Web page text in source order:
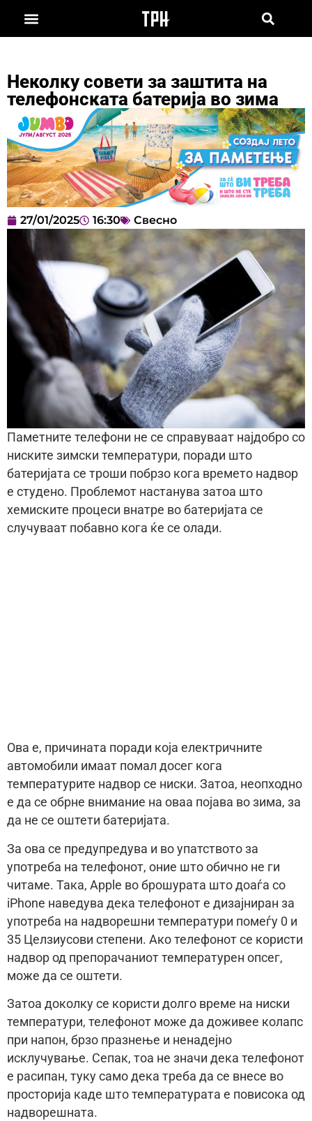
Неколку совети за заштита на
телефонската батерија во зима
27/01/2025 16:30 Свесно
Паметните телефони не се справуваат најдобро со
ниските зимски температури, поради што
батеријата се троши побрзо кога времето надвор
е студено. Проблемот настанува затоа што
хемиските процеси внатре во батеријата се
случуваат побавно кога ќе се олади.
Ова е, причината поради која електричните
автомобили имаат помал досег кога
температурите надвор се ниски. Затоа, неопходно
е да се обрне внимание на оваа појава во зима, за
да не се оштети батеријата.
За ова се предупредува и во упатството за
употреба на телефонот, оние што обично не ги
читаме. Така, Apple во брошурата што доаѓа со
iPhone наведува дека телефонот е дизајниран за
употреба на надворешни температури помеѓу 0 и
35 Целзиусови степени. Ако телефонот се користи
надвор од препорачаниот температурен опсег,
може да се оштети.
Затоа доколку се користи долго време на ниски
температури, телефонот може да доживее колапс
при напон, брзо празнење и ненадејно
исклучување. Сепак, тоа не значи дека телефонот
е расипан, туку само дека треба да се внесе во
просторија каде што температурата е повисока од
надворешната.